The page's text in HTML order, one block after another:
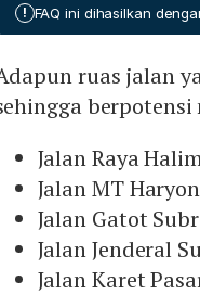
bersama antara
serta Menteri Tenaga
pertemuan.
! FAQ ini dihasilkan
ruas jalan
Jalan Raya
Jalan MT
Jalan Gatot
Jalan Jenderal
Jalan Karet